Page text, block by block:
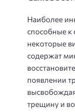
Наиболее
способные к
некоторые
содержат
появлении
трещину и